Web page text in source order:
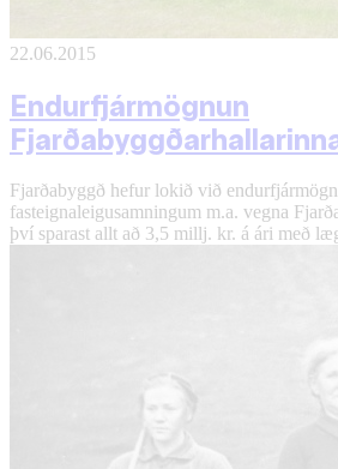
22.06.2015
Endurfjármögnun
Fjarðabyggð hefur lokið við
fasteignaleigusamningum m.a. vegna
því sparast allt að 3,5 millj. kr. á ári með